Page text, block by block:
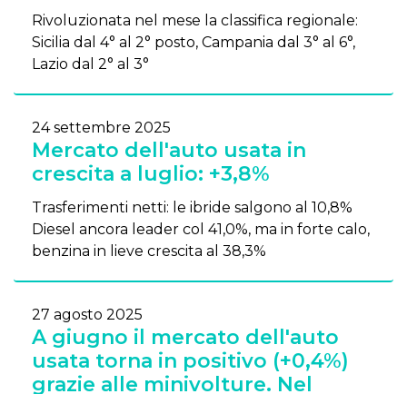
Rivoluzionata nel mese la classifica regionale:
Sicilia dal 4° al 2° posto, Campania dal 3° al 6°,
Lazio dal 2° al 3°
24 settembre 2025
Mercato dell'auto usata in
crescita a luglio: +3,8%
Trasferimenti netti: le ibride salgono al 10,8%
Diesel ancora leader col 41,0%, ma in forte calo,
benzina in lieve crescita al 38,3%
27 agosto 2025
A giugno il mercato dell'auto
usata torna in positivo (+0,4%)
grazie alle minivolture. Nel